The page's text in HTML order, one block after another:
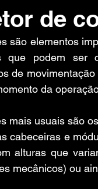
de
são elementos
que podem ser
de
da
mais usuais são
cabeceiras e
alturas que
mecânicos) ou